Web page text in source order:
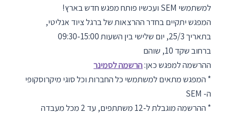
למשתמשי SEM ועכשיו פותח מפגש חדש בארץ!
המפגש יתקיים בחדר ההרצאות של ברגל ציוד אנליטי,
בתאריך 25/3, יום שלישי בין השעות 09:30-15:00
ברחוב שקד 10, שוהם
ההרשמה למפגש כאן:הרשמה לסמינר
* המפגש מתאים למשתמשי כל החברות וכל סוגי מיקרוסקופי
ה- SEM
* ההרשמה מוגבלת ל-12 משתתפים, עד 2 מכל מעבדה